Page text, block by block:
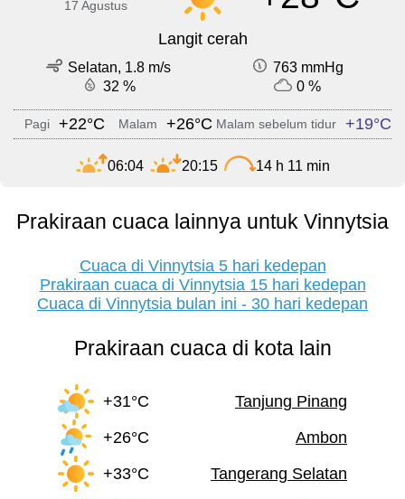
17 Agustus
Langit cerah
Selatan, 1.8 m/s
763 mmHg
32 %
0 %
Pagi +22°C Malam +26°C Malam sebelum tidur +19°C
06:04 20:15 14 h 11 min
Prakiraan cuaca lainnya untuk Vinnytsia
Cuaca di Vinnytsia 5 hari kedepan
Prakiraan cuaca di Vinnytsia 15 hari kedepan
Cuaca di Vinnytsia bulan ini - 30 hari kedepan
Prakiraan cuaca di kota lain
+31°C
Tanjung Pinang
+26°C
Ambon
+33°C
Tangerang Selatan